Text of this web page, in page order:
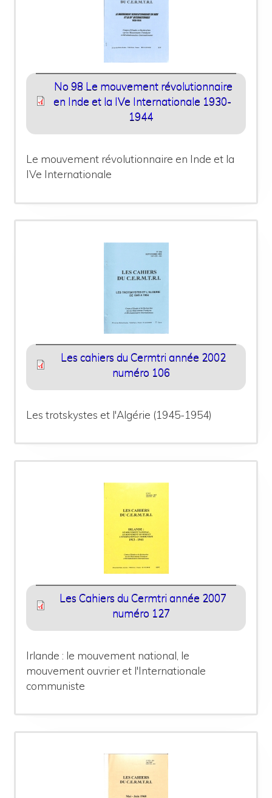
No 98 Le mouvement révolutionnaire
en Inde et la IVe Internationale 1930-
1944
Le mouvement révolutionnaire en Inde et la
IVe Internationale
Les cahiers du Cermtri année 2002
numéro 106
Les trotskystes et l'Algérie (1945-1954)
Les Cahiers du Cermtri année 2007
numéro 127
Irlande : le mouvement national, le
mouvement ouvrier et l'Internationale
communiste